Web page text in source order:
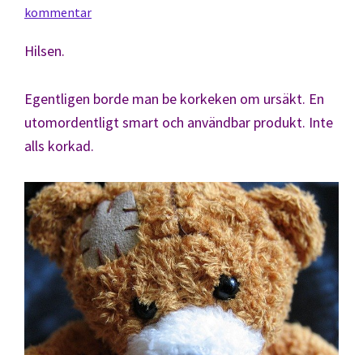
kommentar
Hilsen.
Egentligen borde man be korkeken om ursäkt. En
utomordentligt smart och användbar produkt. Inte
alls korkad.